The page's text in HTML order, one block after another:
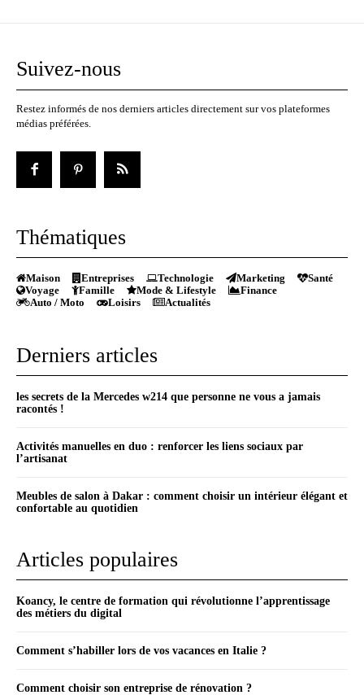
Suivez-nous
Restez informés de nos derniers articles directement sur vos plateformes
médias préférées.
Thématiques
Maison Entreprises Technologie Marketing
Santé
Voyage
Famille Mode & Lifestyle
Finance
Auto / Moto
Loisirs Actualités
Derniers articles
les secrets de la Mercedes w214 que personne ne vous a jamais
racontés !
Activités manuelles en duo : renforcer les liens sociaux par
l’artisanat
Meubles de salon à Dakar : comment choisir un intérieur élégant et
confortable au quotidien
Articles populaires
Koancy, le centre de formation qui révolutionne l’apprentissage
des métiers du digital
Comment s’habiller lors de vos vacances en Italie ?
Comment choisir son entreprise de rénovation ?